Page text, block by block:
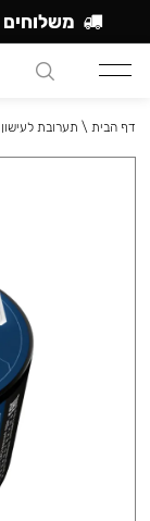
דף הבית \ תערובת לעישון
משלוחים